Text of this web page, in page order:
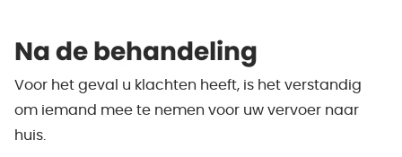
Na de behandeling
Voor het geval u klachten heeft, is het verstandig
om iemand mee te nemen voor uw vervoer naar
huis.